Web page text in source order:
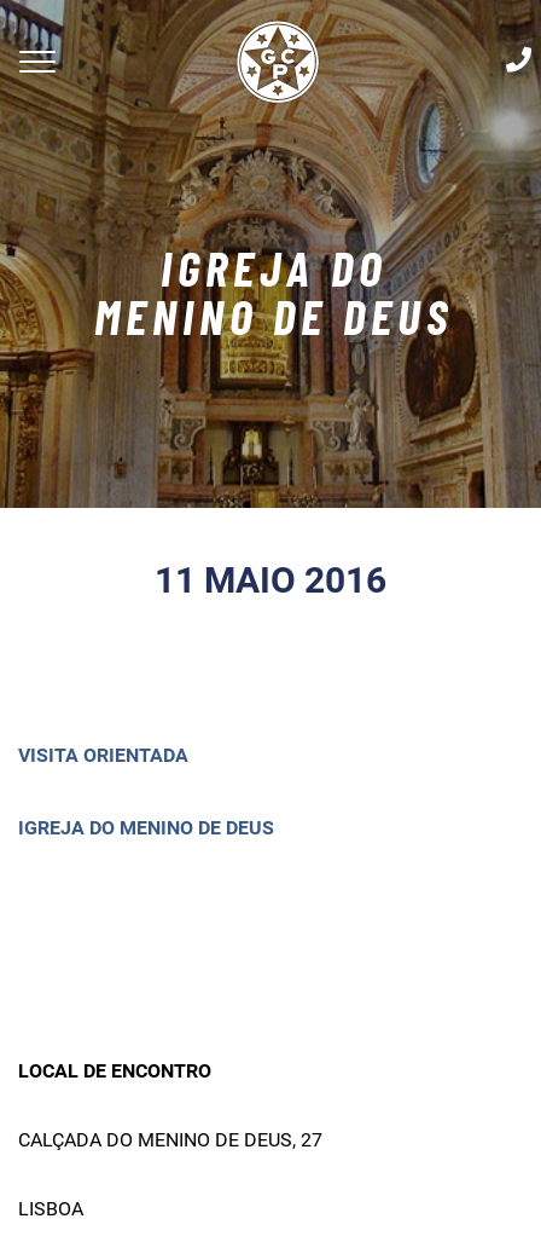
IGREJA DO
MENINO DE DEUS
11 MAIO 2016
VISITA ORIENTADA
IGREJA DO MENINO DE DEUS
LOCAL DE ENCONTRO
CALÇADA DO MENINO DE DEUS, 27
LISBOA